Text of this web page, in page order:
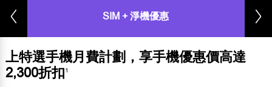
SIM + 淨機優惠
上特選手機月費計劃，享手機優惠價高達
2,300折扣 1